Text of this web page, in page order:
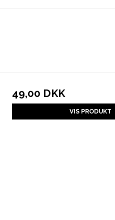
49,00 DKK
VIS PRODUKT